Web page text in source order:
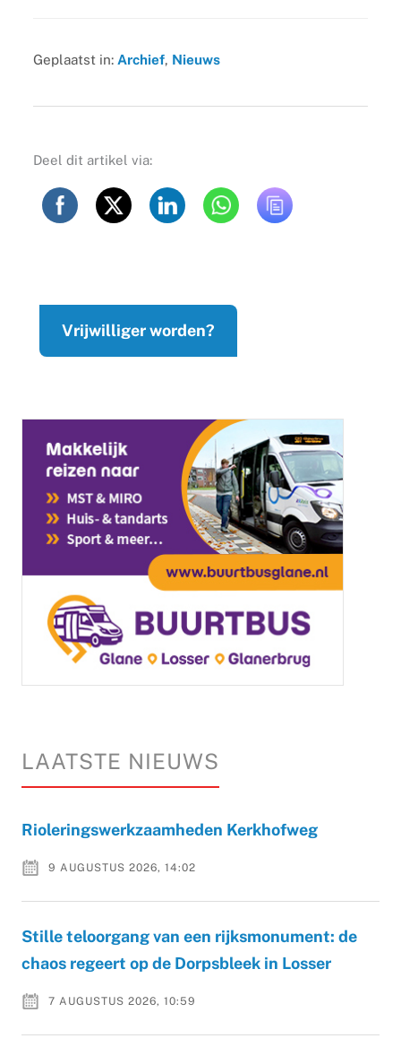
Geplaatst in: Archief, Nieuws
Deel dit artikel via:
Vrijwilliger worden?
LAATSTE NIEUWS
Rioleringswerkzaamheden Kerkhofweg
9 AUGUSTUS 2026, 14:02
Stille teloorgang van een rijksmonument: de
chaos regeert op de Dorpsbleek in Losser
7 AUGUSTUS 2026, 10:59